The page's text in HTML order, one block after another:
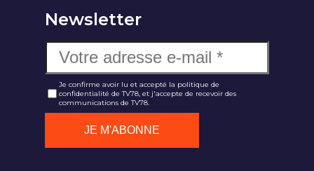
Newsletter
Je confirme avoir lu et accepté la politique de
confidentialité de TV78, et j'accepte de recevoir des
communications de TV78.